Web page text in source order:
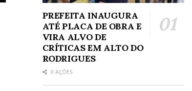
PREFEITA INAUGURA
ATÉ PLACA DE OBRA E
VIRA ALVO DE
CRÍTICAS EM ALTO DO
RODRIGUES
0 AÇÕES